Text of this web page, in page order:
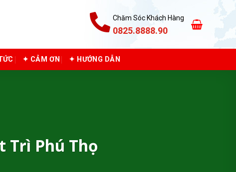
Chăm Sóc Khách Hàng
0825.8888.90
✦ CẢM ƠN ✦ HƯỚNG DẪN
Trì Phú Thọ